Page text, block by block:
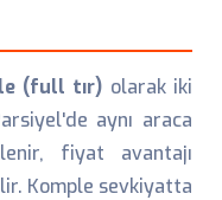
(full tır) olarak iki
aynı araca
fiyat avantajı
Komple sevkiyatta